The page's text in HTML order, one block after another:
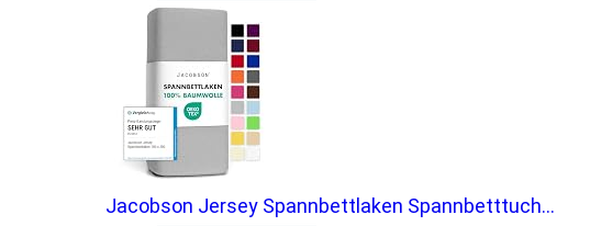
Jacobson Jersey Spannbettlaken Spannbetttuch...